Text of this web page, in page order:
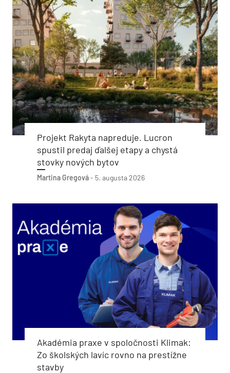
Projekt Rakyta napreduje. Lucron
spustil predaj ďalšej etapy a chystá
stovky nových bytov
Martina Gregová- 5. augusta 2026
Akadémia praxe v spoločnosti Klimak:
Zo školských lavíc rovno na prestížne
stavby